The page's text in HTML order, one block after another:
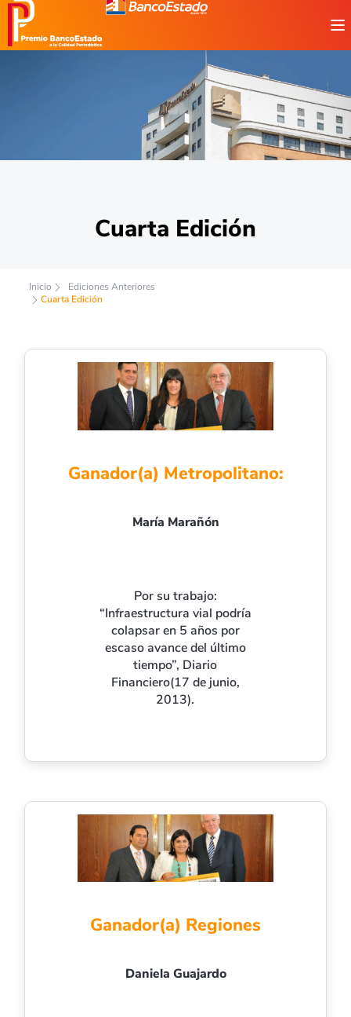
Cuarta Edición
Inicio
Ediciones Anteriores
Cuarta Edición
Ganador(a) Metropolitano:
María Marañón
Por su trabajo:
“Infraestructura vial podría
colapsar en 5 años por
escaso avance del último
tiempo”, Diario
Financiero(17 de junio,
2013).
Ganador(a) Regiones
Daniela Guajardo